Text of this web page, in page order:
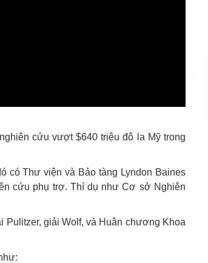
cứu vượt $640 triệu đô la Mỹ trong
có Thư viện và Bảo tàng Lyndon Baines
cứu phụ trợ. Thí dụ như Cơ sở Nghiên
giải Wolf, và Huân chương Khoa